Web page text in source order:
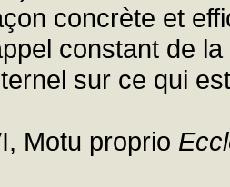
concrète et
constant de
sur ce qui
Motu proprio